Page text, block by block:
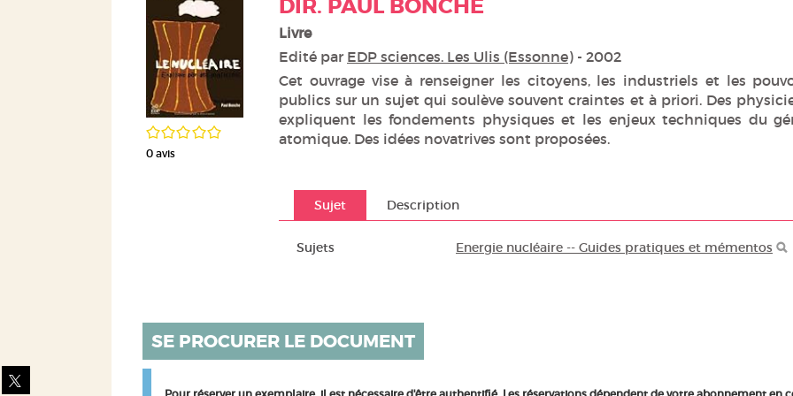
Partager
sur
/5
0 avis
DIR. PAUL BONCHE
Livre
Edité par EDP sciences. Les Ulis (Essonne) - 2002
Cet ouvrage vise à renseigner les citoyens, les industriels et les
publics sur un sujet qui soulève souvent craintes et à priori. Des
expliquent les fondements physiques et les enjeux techniques du
atomique. Des idées novatrives sont proposées.
Sujet Description
Sujets Energie nucléaire -- Guides pratiques et mémentos
SE PROCURER LE DOCUMENT